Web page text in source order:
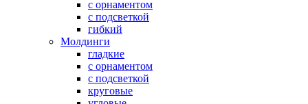
с орнаментом
с подсветкой
гибкий
Молдинги
гладкие
с орнаментом
с подсветкой
круговые